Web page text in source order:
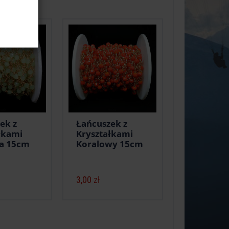
z
15cm
Łańcuszek z
Kryształkami
Koralowy 15cm
3,00 zł